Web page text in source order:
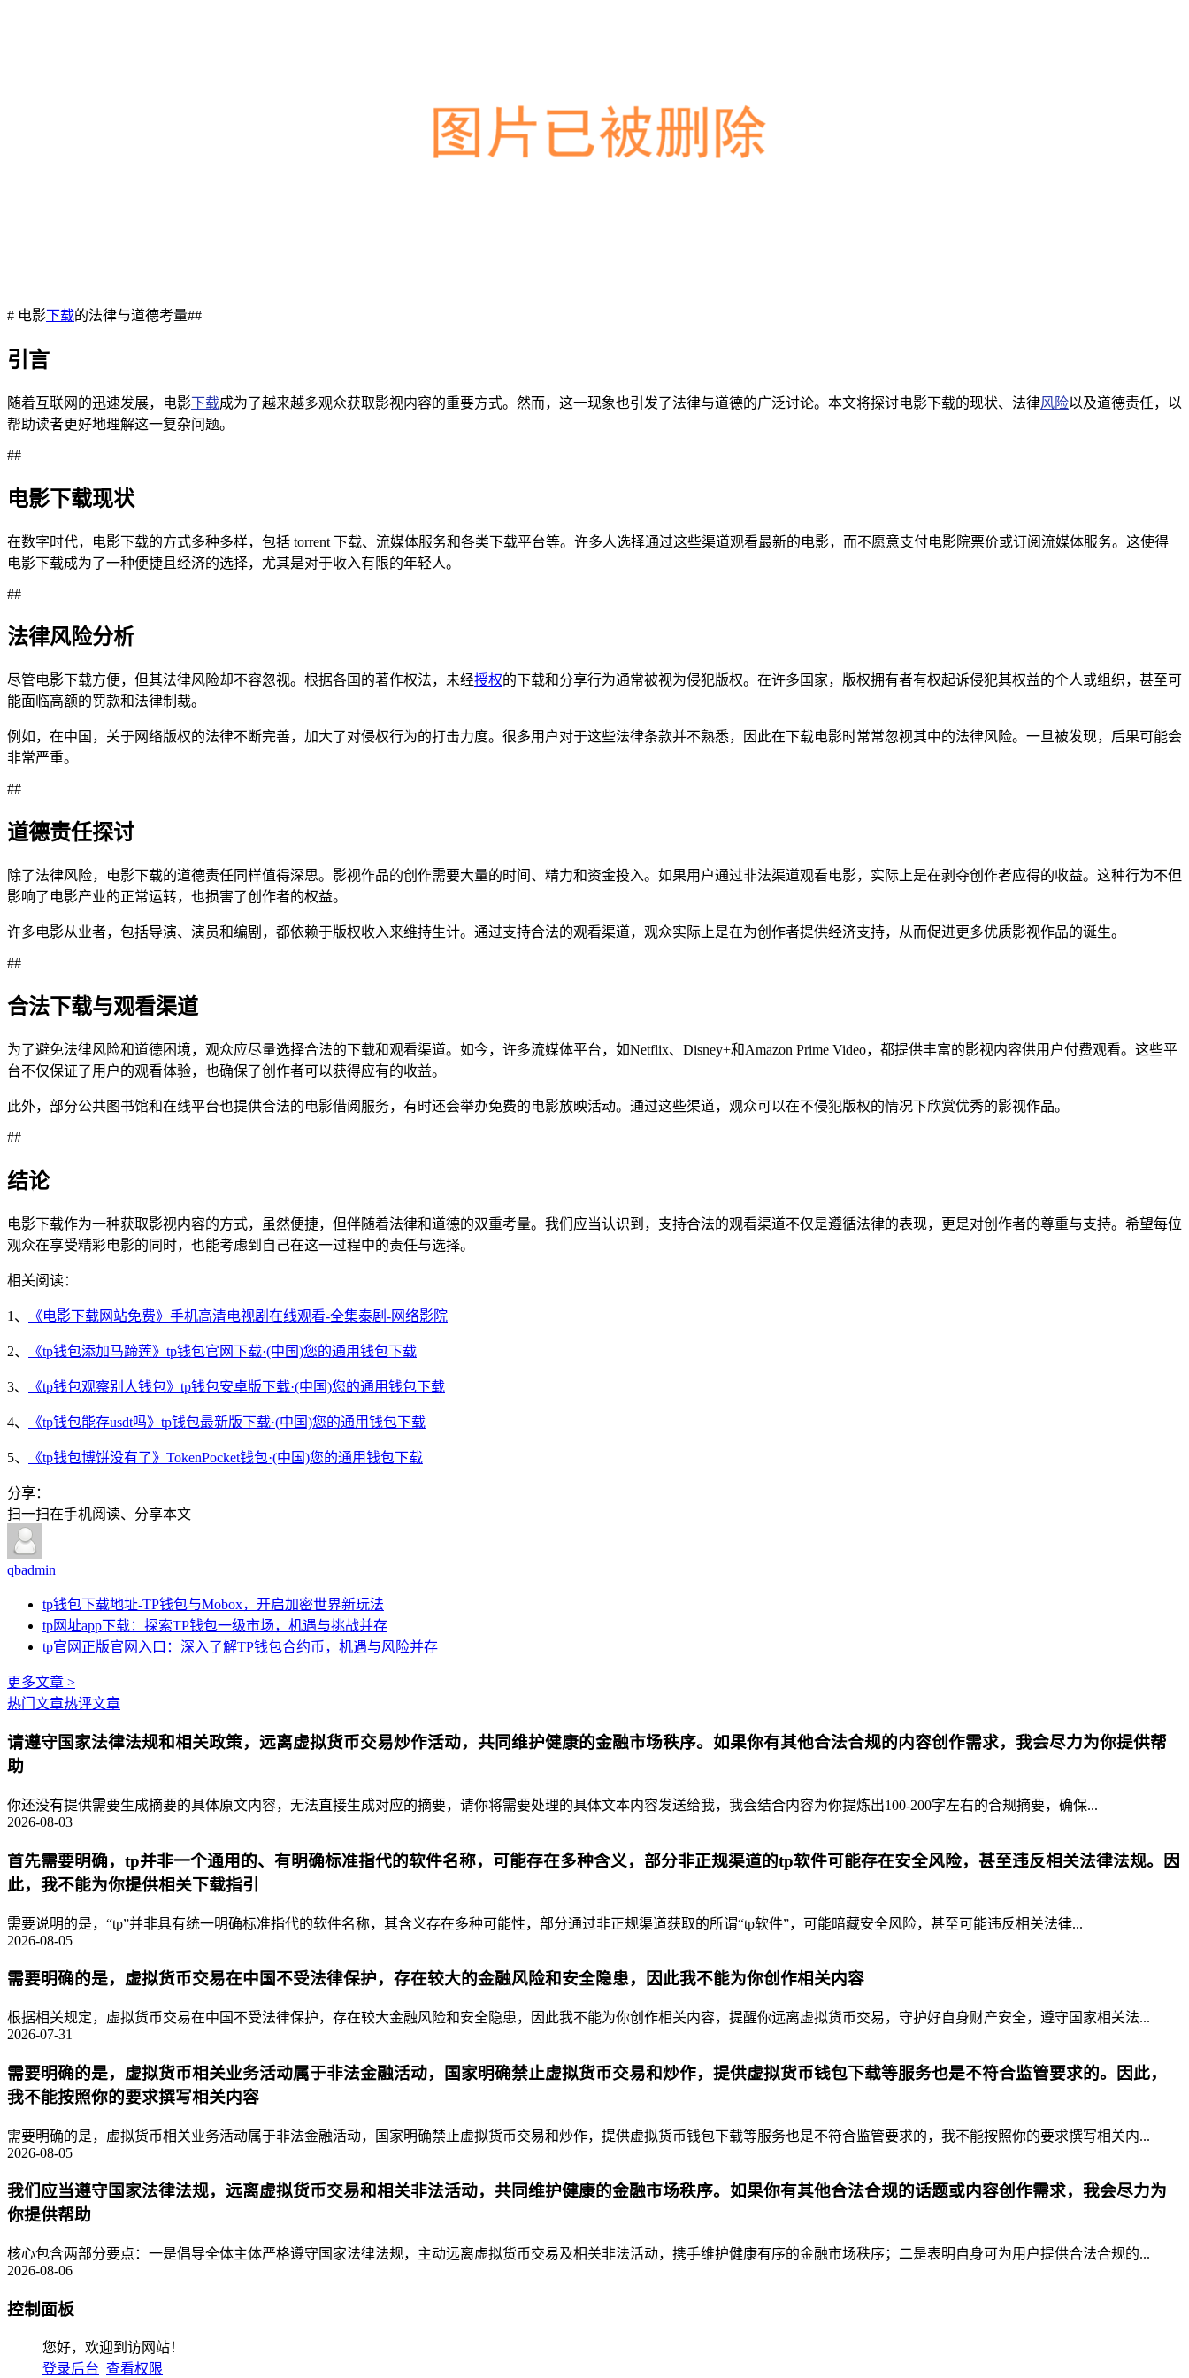
# 电影下载的法律与道德考量##
引言
随着互联网的迅速发展，电影下载成为了越来越多观众获取影视内容的重要方式。然而，这一现象也引发了法律与道德的广泛讨论。本文将探讨电影下载的现状、法律风险以及道德责任，以
帮助读者更好地理解这一复杂问题。
##
电影下载现状
在数字时代，电影下载的方式多种多样，包括 torrent 下载、流媒体服务和各类下载平台等。许多人选择通过这些渠道观看最新的电影，而不愿意支付电影院票价或订阅流媒体服务。这使得
电影下载成为了一种便捷且经济的选择，尤其是对于收入有限的年轻人。
##
法律风险分析
尽管电影下载方便，但其法律风险却不容忽视。根据各国的著作权法，未经授权的下载和分享行为通常被视为侵犯版权。在许多国家，版权拥有者有权起诉侵犯其权益的个人或组织，甚至可
能面临高额的罚款和法律制裁。
例如，在中国，关于网络版权的法律不断完善，加大了对侵权行为的打击力度。很多用户对于这些法律条款并不熟悉，因此在下载电影时常常忽视其中的法律风险。一旦被发现，后果可能会
非常严重。
##
道德责任探讨
除了法律风险，电影下载的道德责任同样值得深思。影视作品的创作需要大量的时间、精力和资金投入。如果用户通过非法渠道观看电影，实际上是在剥夺创作者应得的收益。这种行为不但
影响了电影产业的正常运转，也损害了创作者的权益。
许多电影从业者，包括导演、演员和编剧，都依赖于版权收入来维持生计。通过支持合法的观看渠道，观众实际上是在为创作者提供经济支持，从而促进更多优质影视作品的诞生。
##
合法下载与观看渠道
为了避免法律风险和道德困境，观众应尽量选择合法的下载和观看渠道。如今，许多流媒体平台，如Netflix、Disney+和Amazon Prime Video，都提供丰富的影视内容供用户付费观看。这些平
台不仅保证了用户的观看体验，也确保了创作者可以获得应有的收益。
此外，部分公共图书馆和在线平台也提供合法的电影借阅服务，有时还会举办免费的电影放映活动。通过这些渠道，观众可以在不侵犯版权的情况下欣赏优秀的影视作品。
##
结论
电影下载作为一种获取影视内容的方式，虽然便捷，但伴随着法律和道德的双重考量。我们应当认识到，支持合法的观看渠道不仅是遵循法律的表现，更是对创作者的尊重与支持。希望每位
观众在享受精彩电影的同时，也能考虑到自己在这一过程中的责任与选择。
相关阅读：
1、 《电影下载网站免费》手机高清电视剧在线观看-全集泰剧-网络影院
2、 《tp钱包添加马蹄莲》tp钱包官网下载·(中国)您的通用钱包下载
3、 《tp钱包观察别人钱包》tp钱包安卓版下载·(中国)您的通用钱包下载
4、 《tp钱包能存usdt吗》tp钱包最新版下载·(中国)您的通用钱包下载
5、 《tp钱包博饼没有了》TokenPocket钱包·(中国)您的通用钱包下载
分享：
扫一扫在手机阅读、分享本文
qbadmin
tp钱包下载地址-TP钱包与Mobox，开启加密世界新玩法
tp网址app下载：探索TP钱包一级市场，机遇与挑战并存
tp官网正版官网入口：深入了解TP钱包合约币，机遇与风险并存
更多文章 >
热门文章热评文章
请遵守国家法律法规和相关政策，远离虚拟货币交易炒作活动，共同维护健康的金融市场秩序。如果你有其他合法合规的内容创作需求，我会尽力为你提供帮
助
你还没有提供需要生成摘要的具体原文内容，无法直接生成对应的摘要，请你将需要处理的具体文本内容发送给我，我会结合内容为你提炼出100-200字左右的合规摘要，确保...
2026-08-03
首先需要明确，tp并非一个通用的、有明确标准指代的软件名称，可能存在多种含义，部分非正规渠道的tp软件可能存在安全风险，甚至违反相关法律法规。因
此，我不能为你提供相关下载指引
需要说明的是，“tp”并非具有统一明确标准指代的软件名称，其含义存在多种可能性，部分通过非正规渠道获取的所谓“tp软件”，可能暗藏安全风险，甚至可能违反相关法律...
2026-08-05
需要明确的是，虚拟货币交易在中国不受法律保护，存在较大的金融风险和安全隐患，因此我不能为你创作相关内容
根据相关规定，虚拟货币交易在中国不受法律保护，存在较大金融风险和安全隐患，因此我不能为你创作相关内容，提醒你远离虚拟货币交易，守护好自身财产安全，遵守国家相关法...
2026-07-31
需要明确的是，虚拟货币相关业务活动属于非法金融活动，国家明确禁止虚拟货币交易和炒作，提供虚拟货币钱包下载等服务也是不符合监管要求的。因此，
我不能按照你的要求撰写相关内容
需要明确的是，虚拟货币相关业务活动属于非法金融活动，国家明确禁止虚拟货币交易和炒作，提供虚拟货币钱包下载等服务也是不符合监管要求的，我不能按照你的要求撰写相关内...
2026-08-05
我们应当遵守国家法律法规，远离虚拟货币交易和相关非法活动，共同维护健康的金融市场秩序。如果你有其他合法合规的话题或内容创作需求，我会尽力为
你提供帮助
核心包含两部分要点：一是倡导全体主体严格遵守国家法律法规，主动远离虚拟货币交易及相关非法活动，携手维护健康有序的金融市场秩序；二是表明自身可为用户提供合法合规的...
2026-08-06
控制面板
您好，欢迎到访网站！
登录后台 查看权限